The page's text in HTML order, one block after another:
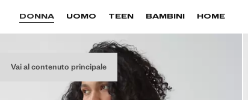
Vai al contenuto principale
DONNA UOMO TEEN BAMBINI HOME